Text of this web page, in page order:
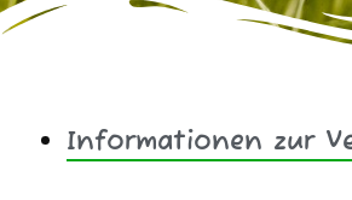
Informationen zur